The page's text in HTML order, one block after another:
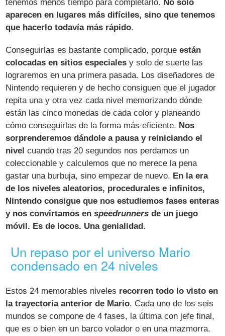
tenemos menos tiempo para completarlo. No solo
aparecen en lugares más difíciles, sino que tenemos
que hacerlo todavía más rápido.
Conseguirlas es bastante complicado, porqueestán
colocadas en sitios especiales y solo de suerte las
lograremos en una primera pasada. Los diseñadores de
Nintendo requieren y de hecho consiguen que el jugador
repita una y otra vez cada nivel memorizando dónde
están las cinco monedas de cada color y planeando
cómo conseguirlas de la forma más eficiente. Nos
sorprenderemos dándole a pausa y reiniciando el
nivel cuando tras 20 segundos nos perdamos un
coleccionable y calculemos que no merece la pena
gastar una burbuja, sino empezar de nuevo. En la era
de los niveles aleatorios, procedurales e infinitos,
Nintendo consigue que nos estudiemos fases enteras
y nos convirtamos enspeedrunners de un juego
móvil. Es de locos. Una genialidad.
Un repaso por el universo Mario
condensado en 24 niveles
Estos 24 memorables niveles recorren todo lo visto en
la trayectoria anterior de Mario. Cada uno de los seis
mundos se compone de 4 fases, la última con jefe final,
que es o bien en un barco volador o en una mazmorra.